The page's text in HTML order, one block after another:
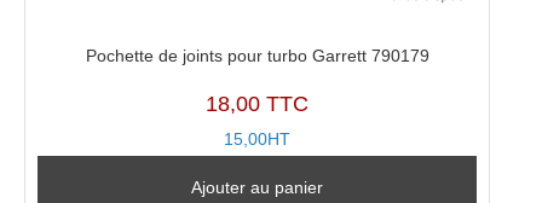
Pochette de joints pour turbo Garrett 790179
18,00 TTC
15,00HT
Ajouter au panier